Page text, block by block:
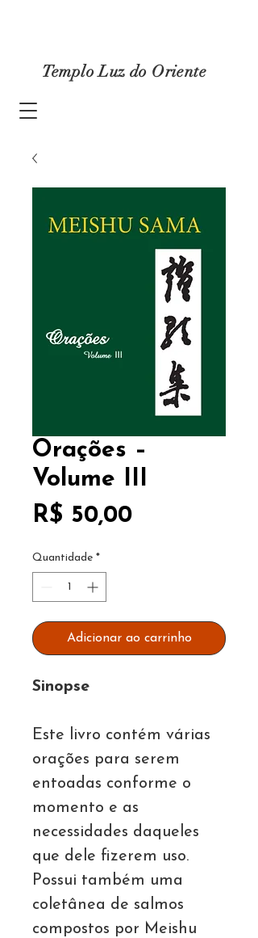
Templo Luz do Oriente
Orações –
Volume III
R$ 50,00Preço
Quantidade *
Adicionar ao carrinho
Sinopse
Este livro contém várias
orações para serem
entoadas conforme o
momento e as
necessidades daqueles
que dele fizerem uso.
Possui também uma
coletânea de salmos
compostos por Meishu